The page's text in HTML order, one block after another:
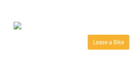
Lease a Bike